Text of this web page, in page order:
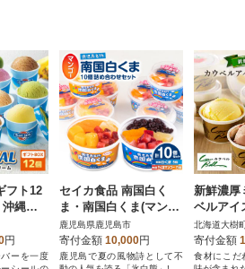
フト12
縄人
合わ
円
ーを一度
セイカ食品 南国白く
ま・南国白くま(マンゴ
ー)詰め合わせセット
K051-001
鹿児島県鹿児島市
寄付金額 10,000円
鹿児島で夏の風物詩として不
新鮮濃
ベルアイ
ット9種16
北海道大樹
寄付金額
食材にこだ